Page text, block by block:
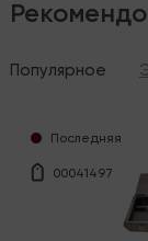
Популярное
Последняя
00041497